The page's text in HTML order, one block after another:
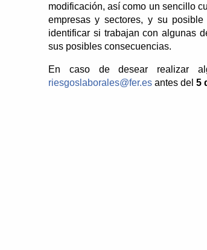
modificación, así como un sencillo
empresas y sectores, y su
identificar si trabajan con algunas
sus posibles consecuencias.
En caso de desear realizar
riesgoslaborales@fer.esantes del 5